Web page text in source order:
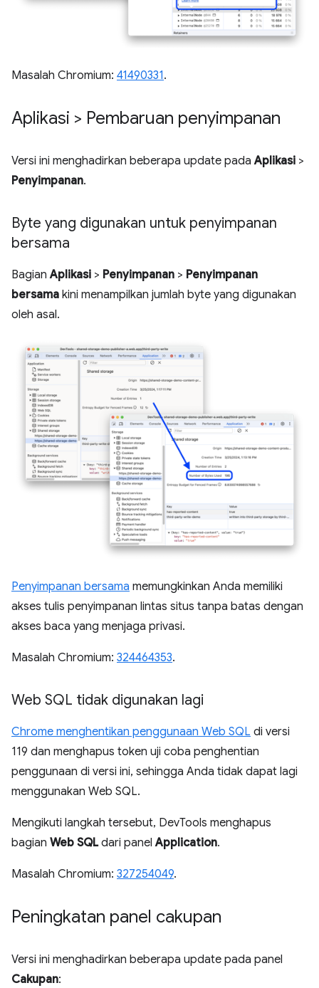
Masalah Chromium: 41490331.
Aplikasi > Pembaruan penyimpanan
Versi ini menghadirkan beberapa update padaAplikasi >
Penyimpanan.
Byte yang digunakan untuk penyimpanan
bersama
BagianAplikasi > Penyimpanan > Penyimpanan
bersama kini menampilkan jumlah byte yang digunakan
oleh asal.
Penyimpanan bersama memungkinkan Anda memiliki
akses tulis penyimpanan lintas situs tanpa batas dengan
akses baca yang menjaga privasi.
Masalah Chromium: 324464353.
Web SQL tidak digunakan lagi
Chrome menghentikan penggunaan Web SQL di versi
119 dan menghapus token uji coba penghentian
penggunaan di versi ini, sehingga Anda tidak dapat lagi
menggunakan Web SQL.
Mengikuti langkah tersebut, DevTools menghapus
bagian Web SQLdari panelApplication.
Masalah Chromium: 327254049.
Peningkatan panel cakupan
Versi ini menghadirkan beberapa update pada panel
Cakupan: